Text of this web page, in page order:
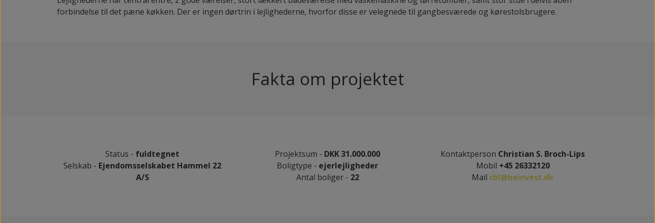
forbindelse til det pæne køkken. Der er ingen dørtrin i lejlighederne, hvorfor disse er velegnede til gangbesværede og kørestolsbrugere.
Fakta om projektet
Status - fuldtegnet
Selskab - Ejendomsselskabet Hammel 22
A/S
Projektsum - DKK 31.000.000
Boligtype - ejerlejligheder
Antal boliger - 22
Kontaktperson Christian S. Broch-Lips
Mobil +45 26332120
Mail cbl@beinvest.dk